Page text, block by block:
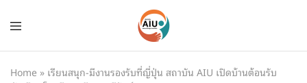
Home » เรียนสนุก-มีงานรองรับที่ญี่ปุ่น สถาบัน AIU เปิดบ้านต้อนรับ